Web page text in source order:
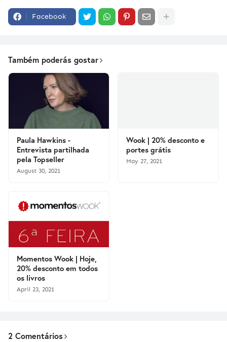
Facebook
Também poderás gostar
Paula Hawkins -
Entrevista partilhada
pela Topseller
August 30, 2021
Wook | 20% desconto e
portes grátis
May 27, 2021
Momentos Wook | Hoje,
20% desconto em todos
os livros
April 23, 2021
2 Comentários